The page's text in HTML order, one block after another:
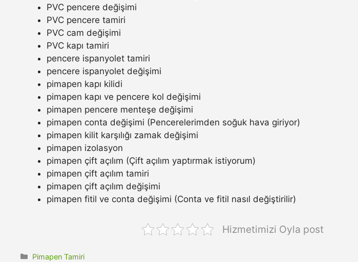
PVC pencere değişimi
PVC pencere tamiri
PVC cam değişimi
PVC kapı tamiri
pencere ispanyolet tamiri
pencere ispanyolet değişimi
pimapen kapı kilidi
pimapen kapı ve pencere kol değişimi
pimapen pencere menteşe değişimi
pimapen conta değişimi (Pencerelerimden soğuk hava giriyor)
pimapen kilit karşılığı zamak değişimi
pimapen izolasyon
pimapen çift açılım (Çift açılım yaptırmak istiyorum)
pimapen çift açılım tamiri
pimapen çift açılım değişimi
pimapen fitil ve conta değişimi (Conta ve fitil nasıl değiştirilir)
Hizmetimizi Oyla post
Kategoriler
Pimapen Tamiri